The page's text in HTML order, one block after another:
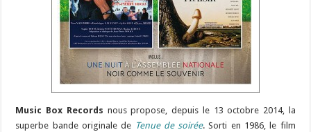
Music Box Records nous propose, depuis le 13 octobre 2014, la
superbe bande originale de Tenue de soirée. Sorti en 1986, le film